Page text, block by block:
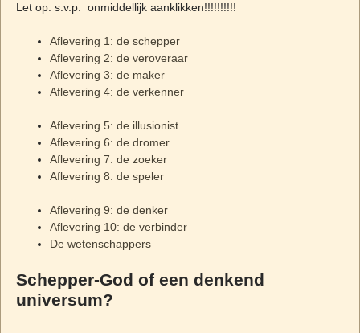
Let op: s.v.p. onmiddellijk aanklikken!!!!!!!!!!
Aflevering 1: de schepper
Aflevering 2: de veroveraar
Aflevering 3: de maker
Aflevering 4: de verkenner
Aflevering 5: de illusionist
Aflevering 6: de dromer
Aflevering 7: de zoeker
Aflevering 8: de speler
Aflevering 9: de denker
Aflevering 10: de verbinder
De wetenschappers
Schepper-God of een denkend
universum?